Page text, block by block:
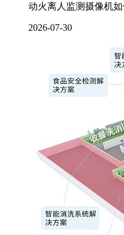
动火离人监测摄像机
2026-07-30